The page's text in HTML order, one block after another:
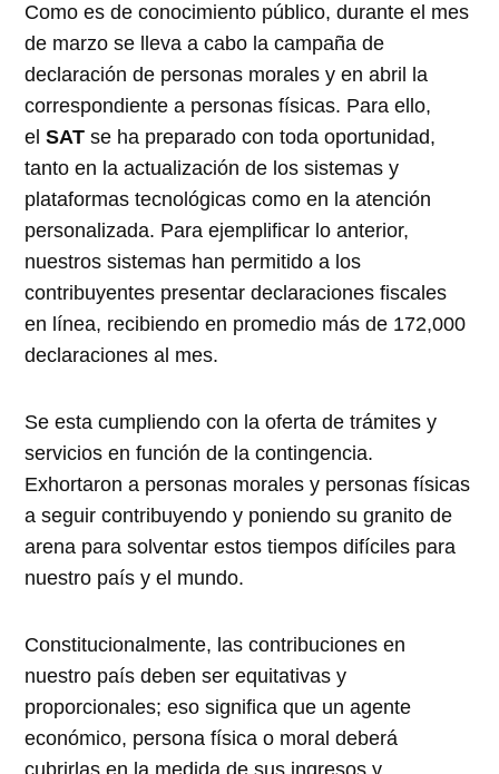
Como es de conocimiento público, durante el mes
de marzo se lleva a cabo la campaña de
declaración de personas morales y en abril la
correspondiente a personas físicas. Para ello,
elSAT se ha preparado con toda oportunidad,
tanto en la actualización de los sistemas y
plataformas tecnológicas como en la atención
personalizada. Para ejemplificar lo anterior,
nuestros sistemas han permitido a los
contribuyentes presentar declaraciones fiscales
en línea, recibiendo en promedio más de 172,000
declaraciones al mes.
Se esta cumpliendo con la oferta de trámites y
servicios en función de la contingencia.
Exhortaron a personas morales y personas físicas
a seguir contribuyendo y poniendo su granito de
arena para solventar estos tiempos difíciles para
nuestro país y el mundo.
Constitucionalmente, las contribuciones en
nuestro país deben ser equitativas y
proporcionales; eso significa que un agente
económico, persona física o moral deberá